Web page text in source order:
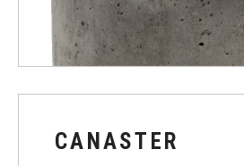
CANASTER